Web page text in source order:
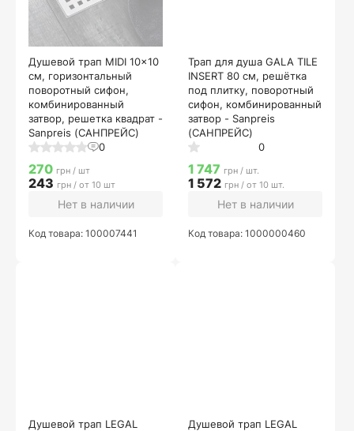
Душевой трап MIDI 10x10
см, горизонтальный
поворотный сифон,
комбинированный
затвор, решетка квадрат -
Sanpreis (САНПРЕЙС)
0
270 грн / шт
243 грн / от 10 шт
Нет в наличии
Код товара: 100007441
Трап для душа GALA TILE
INSERT 80 см, решётка
под плитку, поворотный
сифон, комбинированный
затвор - Sanpreis
(САНПРЕЙС)
0
1 747 грн / шт.
1 572 грн / от 10 шт.
Нет в наличии
Код товара: 1000000460
Душевой трап LEGAL
Душевой трап LEGAL